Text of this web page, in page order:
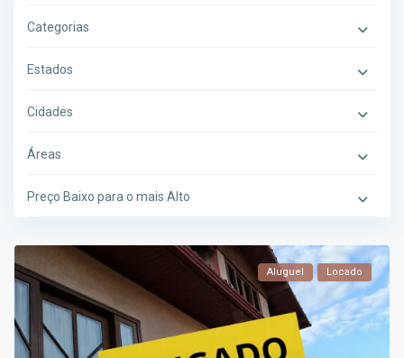
Categorias
Estados
Cidades
Áreas
Preço Baixo para o mais Alto
Aluguel Locado